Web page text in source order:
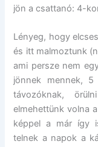
jön a csattanó: 4-
Lényeg, hogy
és itt malmoztunk
ami persze nem
jönnek mennek,
távozóknak,
elmehettünk volna
képpel a már így
telnek a napok a